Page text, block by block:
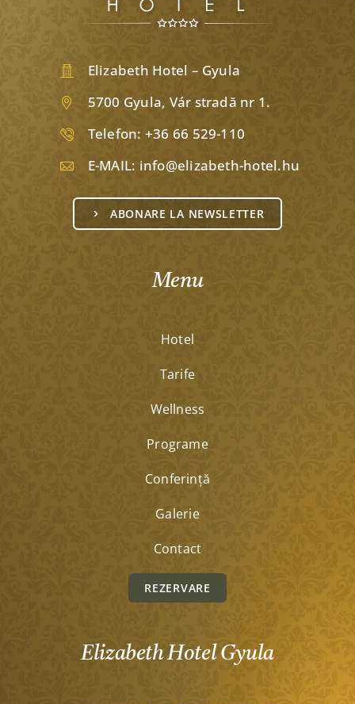
Elizabeth Hotel – Gyula
5700 Gyula, Vár stradă nr 1.
Telefon: +36 66 529-110
E-MAIL: info@elizabeth-hotel.hu
ABONARE LA NEWSLETTER
Menu
Hotel
Tarife
Wellness
Programe
Conferinţă
Galerie
Contact
REZERVARE
Elizabeth Hotel Gyula